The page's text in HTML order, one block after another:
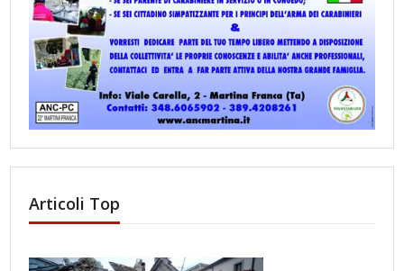
Articoli Top